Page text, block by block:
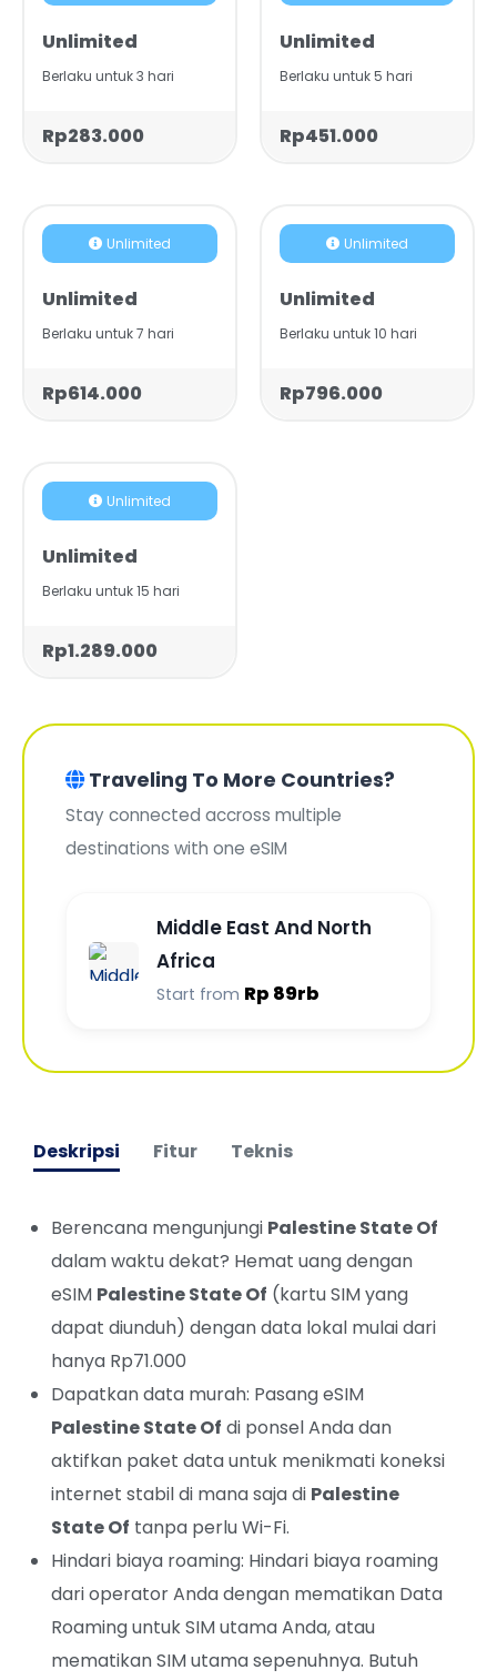
Unlimited
Berlaku untuk 3 hari
Rp283.000
Unlimited
Berlaku untuk 5 hari
Rp451.000
Unlimited
Unlimited
Berlaku untuk 7 hari
Rp614.000
Unlimited
Unlimited
Berlaku untuk 10 hari
Rp796.000
Unlimited
Unlimited
Berlaku untuk 15 hari
Rp1.289.000
Traveling To More Countries?
Stay connected accross multiple
destinations with one eSIM
Middle East And North
Africa
Start from Rp 89rb
Deskripsi Fitur Teknis
Berencana mengunjungi Palestine State Of
dalam waktu dekat? Hemat uang dengan
eSIM Palestine State Of (kartu SIM yang
dapat diunduh) dengan data lokal mulai dari
hanya Rp71.000
Dapatkan data murah: Pasang eSIM
Palestine State Of di ponsel Anda dan
aktifkan paket data untuk menikmati koneksi
internet stabil di mana saja di Palestine
State Of tanpa perlu Wi-Fi.
Hindari biaya roaming: Hindari biaya roaming
dari operator Anda dengan mematikan Data
Roaming untuk SIM utama Anda, atau
mematikan SIM utama sepenuhnya. Butuh